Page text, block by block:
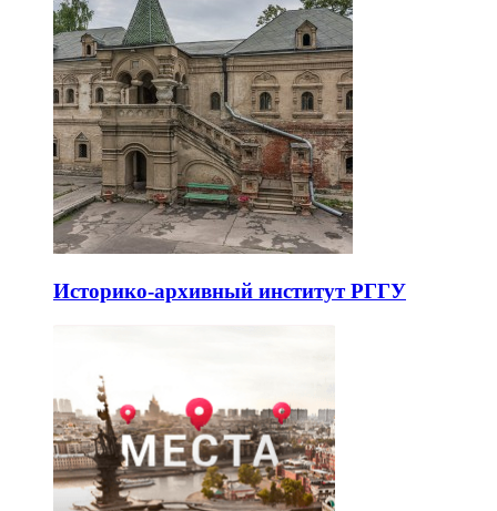
Историко-архивный институт РГГУ